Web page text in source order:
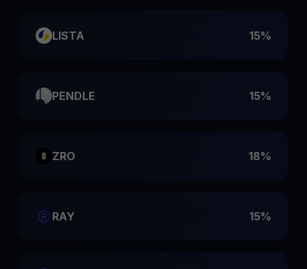
LISTA 15%
PENDLE 15%
ZRO 18%
RAY 15%